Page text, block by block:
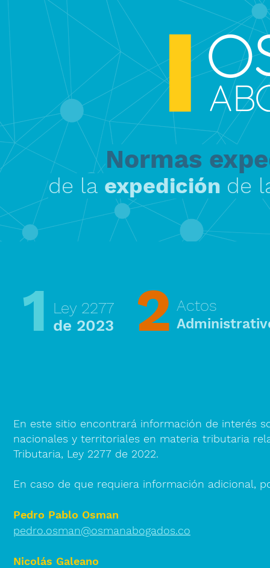
Normas
de la expedición de
1 Ley 2277
de 2023
2 Actos
En este sitio encontrará información de interés
nacionales y territoriales en materia tributaria
Tributaria, Ley 2277 de 2022.
En caso de que requiera información adicional,
Pedro Pablo Osman
pedro.osman@osmanabogados.co
Nicolás Galeano